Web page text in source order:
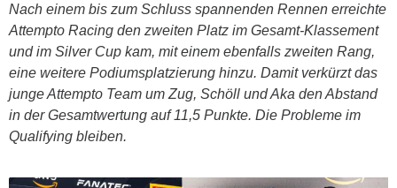
Nach einem bis zum Schluss spannenden Rennen erreichte
Attempto Racing den zweiten Platz im Gesamt-Klassement
und im Silver Cup kam, mit einem ebenfalls zweiten Rang,
eine weitere Podiumsplatzierung hinzu. Damit verkürzt das
junge Attempto Team um Zug, Schöll und Aka den Abstand
in der Gesamtwertung auf 11,5 Punkte. Die Probleme im
Qualifying bleiben.